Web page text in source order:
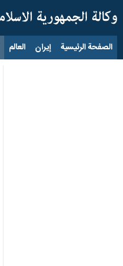
الصفحة الرئيسية إيران العالم